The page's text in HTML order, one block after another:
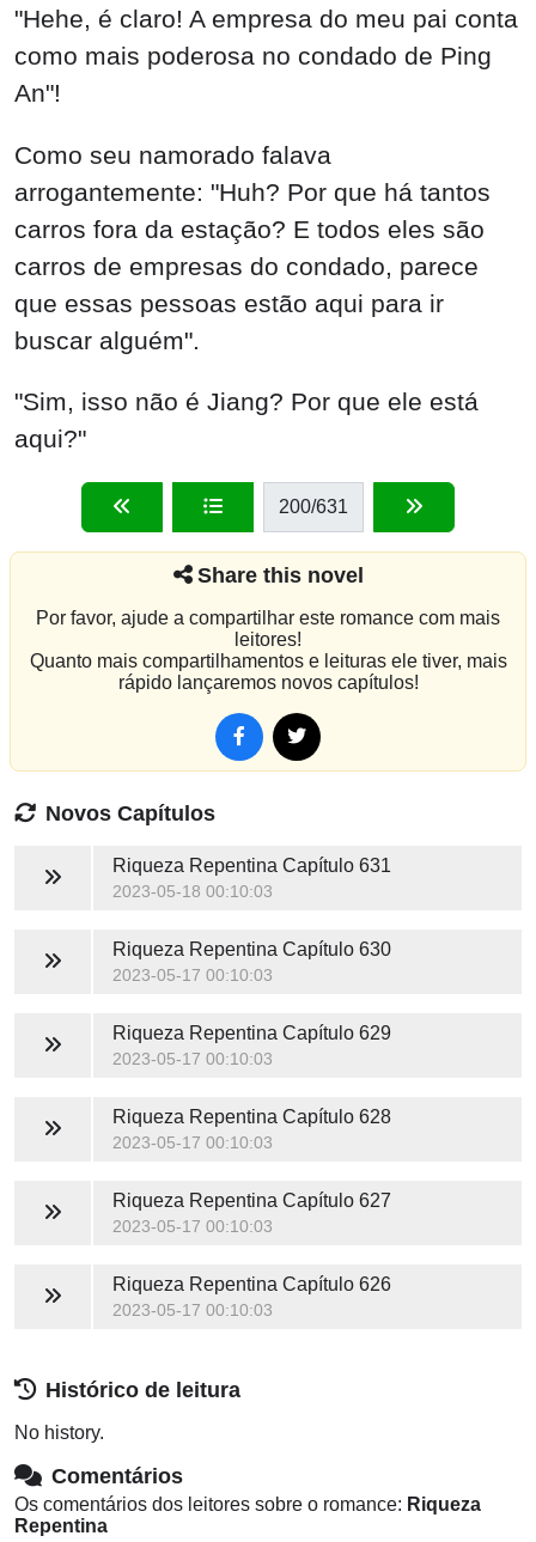
"Hehe, é claro! A empresa do meu pai conta
como mais poderosa no condado de Ping
An"!
Como seu namorado falava
arrogantemente: "Huh? Por que há tantos
carros fora da estação? E todos eles são
carros de empresas do condado, parece
que essas pessoas estão aqui para ir
buscar alguém".
"Sim, isso não é Jiang? Por que ele está
aqui?"
200/631
Share this novel
Por favor, ajude a compartilhar este romance com mais
leitores!
Quanto mais compartilhamentos e leituras ele tiver, mais
rápido lançaremos novos capítulos!
Novos Capítulos
Riqueza Repentina Capítulo 631
2023-05-18 00:10:03
Riqueza Repentina Capítulo 630
2023-05-17 00:10:03
Riqueza Repentina Capítulo 629
2023-05-17 00:10:03
Riqueza Repentina Capítulo 628
2023-05-17 00:10:03
Riqueza Repentina Capítulo 627
2023-05-17 00:10:03
Riqueza Repentina Capítulo 626
2023-05-17 00:10:03
Histórico de leitura
No history.
Comentários
Os comentários dos leitores sobre o romance: Riqueza
Repentina